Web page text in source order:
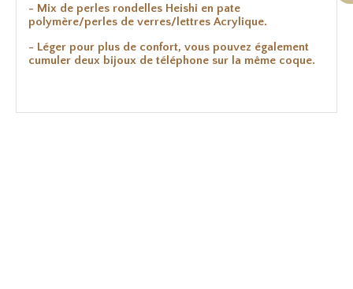
- Mix de perles rondelles Heishi en pate
polymère/perles de verres/lettres Acrylique.
- Léger pour plus de confort, vous pouvez également
cumuler deux bijoux de téléphone sur la même coque.